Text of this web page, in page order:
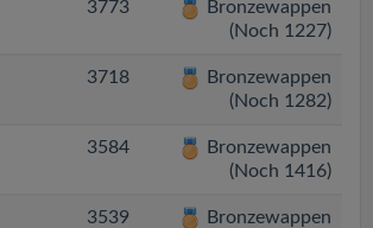
3773
Bronzewappen
(Noch 1227)
3718
Bronzewappen
(Noch 1282)
3584
Bronzewappen
(Noch 1416)
3539
Bronzewappen